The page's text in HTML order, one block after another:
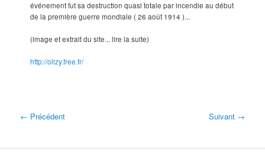
événement fut sa destruction quasi totale par incendie au début
de la première guerre mondiale ( 26 août 1914 )...
(image et extrait du site... lire la suite)
http://olizy.free.fr/
← Précédent Suivant →